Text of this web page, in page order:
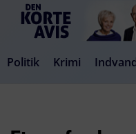
Politik Krimi